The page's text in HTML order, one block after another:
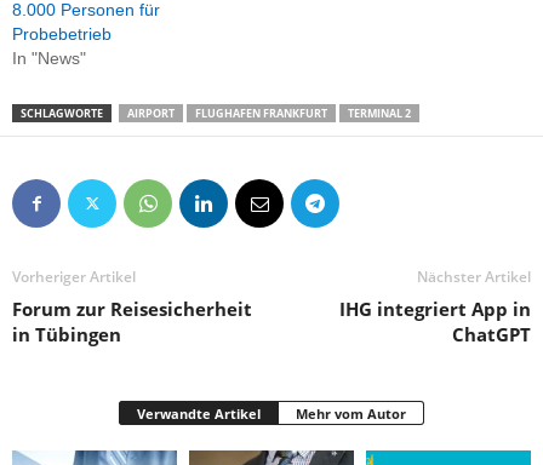
8.000 Personen für
Probebetrieb
In "News"
SCHLAGWORTE AIRPORT FLUGHAFEN FRANKFURT TERMINAL 2
Vorheriger Artikel
Forum zur Reisesicherheit
in Tübingen
Nächster Artikel
IHG integriert App in
ChatGPT
Verwandte Artikel Mehr vom Autor